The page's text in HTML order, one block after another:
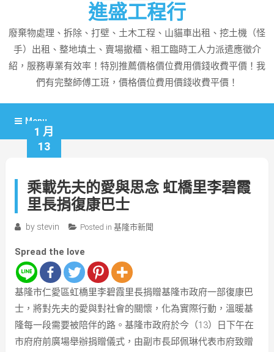
進盛工程行
廢棄物處理、拆除、打壁、土木工程、山貓車出租、挖土機（怪
手）出租、整地填土、賣場撤櫃、粗工臨時工人力派遣應徵介
紹，服務專業有效率！特別推薦價格價位費用價錢收費平價！我
們有完整師傅工班，價格價位費用價錢收費平價！
Menu
1 月
13
乘載先夫的愛與思念 虹橋里李碧霞
里長捐復康巴士
by stevin Posted in 基隆市新聞
Spread the love
基隆市仁愛區虹橋里李碧霞里長捐贈基隆市政府一部復康巴
士，將對先夫的愛與對社會的關懷，化為實際行動，溫暖基
隆每一段需要被陪伴的路。基隆市政府於今（13）日下午在
市府府前廣場舉辦捐贈儀式，由副市長邱佩琳代表市府致贈